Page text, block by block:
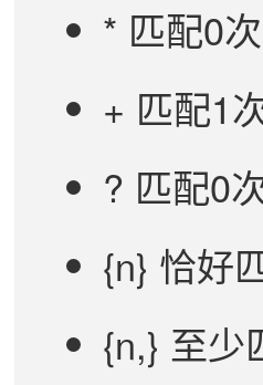
* 匹配0
+ 匹配1
? 匹配0
{n} 恰好
{n,} 至少